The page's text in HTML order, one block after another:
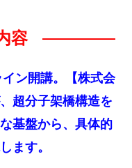
容
ン開講。【株式会
超分子架橋構造を
基盤から、具体的
ます。